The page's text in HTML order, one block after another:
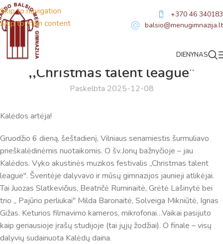
Skip to navigation
Skip to main content
+370 46 340183
balsio@menugimnazija.lt
DIENYNAS
,,Christmas talent league”
Paskelbta 2025-12-08
Kalėdos artėja!
Gruodžio 6 dieną, šeštadienį, Vilniaus senamiestis šurmuliavo
prieškalėdinėmis nuotaikomis. O šv.Jonų bažnyčioje – jau
Kalėdos. Vyko akustinės muzikos festivalis ,,Christmas talent
league". Šventėje dalyvavo ir mūsų gimnazijos jaunieji atlikėjai.
Tai Juozas Slatkevičius, Beatričė Ruminaitė, Grėtė Lašinytė bei
trio ,, Pajūrio perliukai" Milda Baronaitė, Solveiga Mikniūtė, Ignas
Gižas. Keturios filmavimo kameros, mikrofonai…Vaikai pasijuto
kaip geriausioje įrašų studijoje (tai jųjų žodžiai). O finale – visų
dalyvių sudainuota Kalėdų daina.